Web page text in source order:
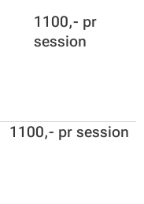
1100,- pr
session
1100,- pr session